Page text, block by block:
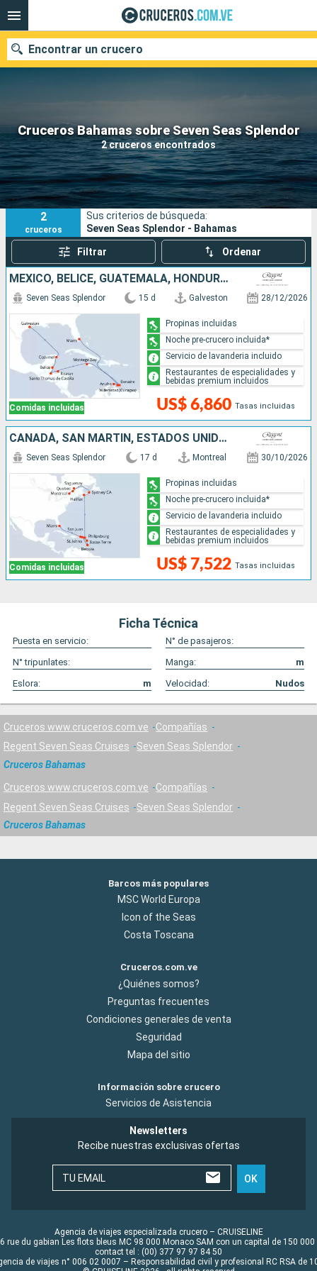
Cruceros Bahamas sobre Seven Seas Splendor
2 cruceros encontrados
Encontrar un crucero
Nuestros destinos
Fecha de salida
Puertos Compañías
Buscar
2
cruceros
Sus criterios de búsqueda:
Seven Seas Splendor - Bahamas
Filtrar Ordenar
MÉXICO, BELICE, GUATEMALA, HONDURAS, JAMAICA, ARUBA, ESTADOS UNIDOS
Comidas incluidas
Seven Seas Splendor 15 d Galveston 28/12/2026
US$ 6,860 Tasas incluidas
Propinas incluidas
Noche pre-crucero incluida*
Servicio de lavanderia incluido
Restaurantes de especialidades y
bebidas premium incluidos
CANADÁ, SAN MARTÍN, ESTADOS UNIDOS, SAN VINCENT Y LAS GRANADINAS, PUERTO RICO
Comidas incluidas
Seven Seas Splendor 17 d Montreal 30/10/2026
US$ 7,522 Tasas incluidas
Propinas incluidas
Noche pre-crucero incluida*
Servicio de lavanderia incluido
Restaurantes de especialidades y
bebidas premium incluidos
Ficha Técnica
Puesta en servicio:
N° de pasajeros:
N° tripunlates:
Manga:
m
Eslora:
m Velocidad: Nudos
Cruceros www.cruceros.com.ve
Compañías
Regent Seven Seas Cruises
Seven Seas Splendor
Cruceros Bahamas
Cruceros www.cruceros.com.ve
Compañías
Regent Seven Seas Cruises
Seven Seas Splendor
Cruceros Bahamas
Barcos más populares
MSC World Europa
Icon of the Seas
Costa Toscana
Cruceros.com.ve
¿Quiénes somos?
Preguntas frecuentes
Condiciones generales de venta
Seguridad
Mapa del sitio
Información sobre crucero
Servicios de Asistencia
Newsletters
Recibe nuestras exclusivas ofertas
TU EMAIL OK
Agencia de viajes especializada crucero – CRUISELINE
rue du gabian Les flots bleus MC 98 000 Monaco SAM con un capital de 150 000
contact tel : (00) 377 97 97 84 50
de viajes n° 006 02 0007 – Responsabilidad civil y profesional RC RSA de